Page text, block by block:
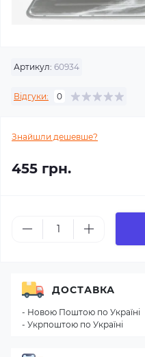
Артикул: 60934
Відгуки: 0
Знайшли дешевше?
455 грн.
ДОСТАВКА
- Новою Поштою по Україні
- Укрпоштою по Україні